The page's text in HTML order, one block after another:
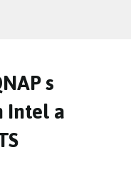
s
Intel a